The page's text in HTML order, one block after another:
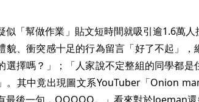
似「幫做作業」貼文短時間就吸引逾1.6萬
貌、衝突感十足的行為留言「好了不起」
選擇嗎？」；「人家說不定整組的同學都
。其中竟出現圖文系YouTuber「Onion